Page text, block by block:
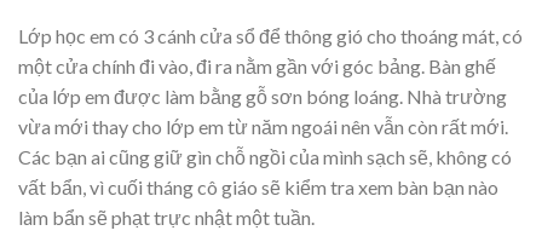
Lớp học em có 3 cánh cửa sổ để thông gió cho thoáng mát, có
một cửa chính đi vào, đi ra nằm gần với góc bảng. Bàn ghế
của lớp em được làm bằng gỗ sơn bóng loáng. Nhà trường
vừa mới thay cho lớp em từ năm ngoái nên vẫn còn rất mới.
Các bạn ai cũng giữ gìn chỗ ngồi của mình sạch sẽ, không có
vất bẩn, vì cuối tháng cô giáo sẽ kiểm tra xem bàn bạn nào
làm bẩn sẽ phạt trực nhật một tuần.